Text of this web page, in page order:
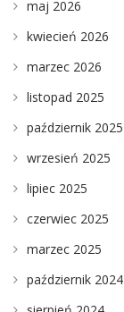
maj 2026
kwiecień 2026
marzec 2026
listopad 2025
październik 2025
wrzesień 2025
lipiec 2025
czerwiec 2025
marzec 2025
październik 2024